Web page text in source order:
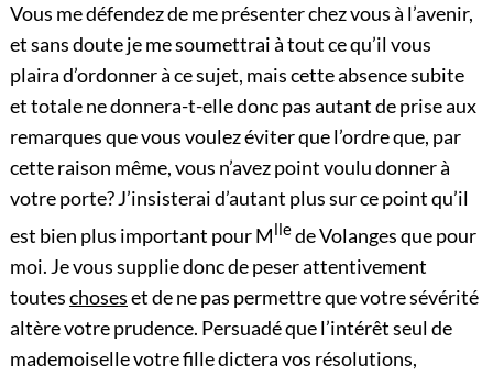
Vous me défendez de me présenter chez vous à l’avenir,
et sans doute je me soumettrai à tout ce qu’il vous
plaira d’ordonner à ce sujet, mais cette absence subite
et totale ne donnera-t-elle donc pas autant de prise aux
remarques que vous voulez éviter que l’ordre que, par
cette raison même, vous n’avez point voulu donner à
votre porte? J’insisterai d’autant plus sur ce point qu’il
est bien plus important pour Mllede Volanges que pour
moi. Je vous supplie donc de peser attentivement
touteschoseset de ne pas permettre que votre sévérité
altère votre prudence. Persuadé que l’intérêt seul de
mademoiselle votre fille dictera vos résolutions,